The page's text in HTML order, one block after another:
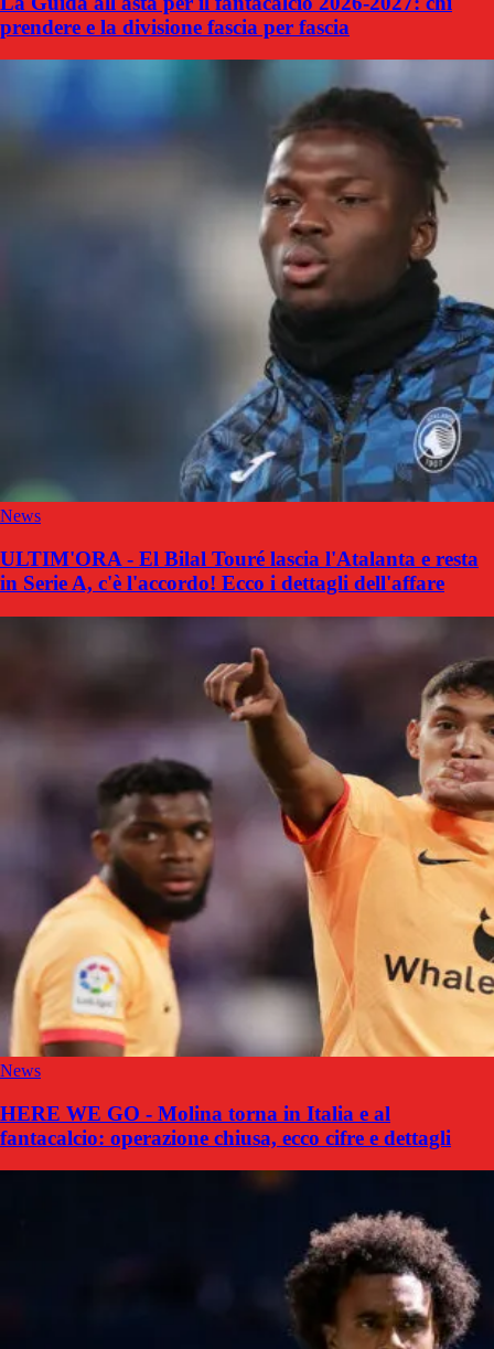
prendere e la divisione fascia per fascia
News
ULTIM'ORA - El Bilal Touré lascia l'Atalanta e resta
in Serie A, c'è l'accordo! Ecco i dettagli dell'affare
News
HERE WE GO - Molina torna in Italia e al
fantacalcio: operazione chiusa, ecco cifre e dettagli